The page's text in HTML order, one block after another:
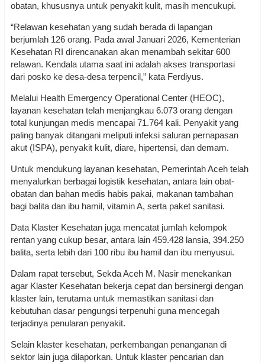
obatan, khususnya untuk penyakit kulit, masih mencukupi.
“Relawan kesehatan yang sudah berada di lapangan
berjumlah 126 orang. Pada awal Januari 2026, Kementerian
Kesehatan RI direncanakan akan menambah sekitar 600
relawan. Kendala utama saat ini adalah akses transportasi
dari posko ke desa-desa terpencil,” kata Ferdiyus.
Melalui Health Emergency Operational Center (HEOC),
layanan kesehatan telah menjangkau 6.073 orang dengan
total kunjungan medis mencapai 71.764 kali. Penyakit yang
paling banyak ditangani meliputi infeksi saluran pernapasan
akut (ISPA), penyakit kulit, diare, hipertensi, dan demam.
Untuk mendukung layanan kesehatan, Pemerintah Aceh telah
menyalurkan berbagai logistik kesehatan, antara lain obat-
obatan dan bahan medis habis pakai, makanan tambahan
bagi balita dan ibu hamil, vitamin A, serta paket sanitasi.
Data Klaster Kesehatan juga mencatat jumlah kelompok
rentan yang cukup besar, antara lain 459.428 lansia, 394.250
balita, serta lebih dari 100 ribu ibu hamil dan ibu menyusui.
Dalam rapat tersebut, Sekda Aceh M. Nasir menekankan
agar Klaster Kesehatan bekerja cepat dan bersinergi dengan
klaster lain, terutama untuk memastikan sanitasi dan
kebutuhan dasar pengungsi terpenuhi guna mencegah
terjadinya penularan penyakit.
Selain klaster kesehatan, perkembangan penanganan di
sektor lain juga dilaporkan. Untuk klaster pencarian dan